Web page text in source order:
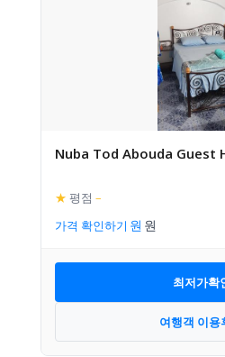
Nuba Tod Abouda Guest
★ 평점 –
가격 확인하기
최저가확
여행객 이용